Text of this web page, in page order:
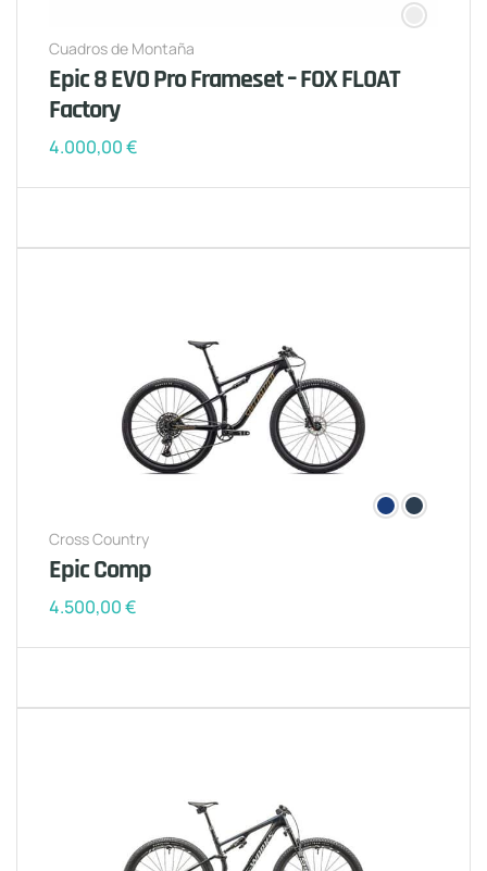
Cuadros de Montaña
Epic 8 EVO Pro Frameset – FOX FLOAT
Factory
4.000,00€
Cross Country
Epic Comp
4.500,00€